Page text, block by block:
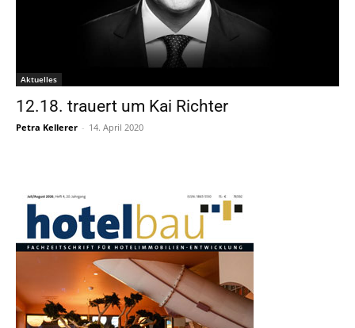
Aktuelles
12.18. trauert um Kai Richter
Petra Kellerer - 14. April 2020